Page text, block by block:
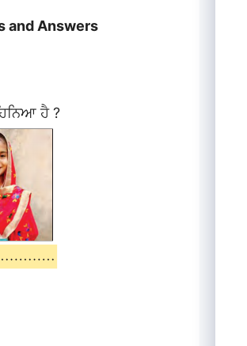
and Answers
ਹੈ ?